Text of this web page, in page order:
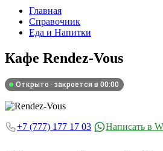
Главная
Справочник
Еда и Напитки
Кафе Rendez-Vous
Открыто · закроется в 00:00
+7 (777) 177 17 03 Написать в